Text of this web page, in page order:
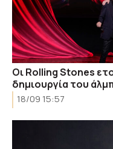
Οι Rolling Stones
δημιουργία του
18/09 15:57